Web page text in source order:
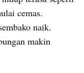
cemas.
naik.
makin